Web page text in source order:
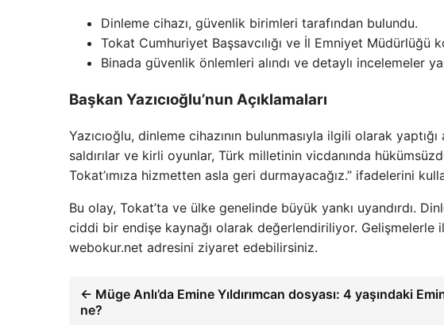
Dinleme cihazı, güvenlik birimleri tarafından bulundu.
Tokat Cumhuriyet Başsavcılığı ve İl Emniyet Müdürlüğü
Binada güvenlik önlemleri alındı ve detaylı incelemeler
Başkan Yazıcıoğlu’nun Açıklamaları
Yazıcıoğlu, dinleme cihazının bulunmasıyla ilgili olarak
saldırılar ve kirli oyunlar, Türk milletinin vicdanında
Tokat’ımıza hizmetten asla geri durmayacağız.” ifadelerini
Bu olay, Tokat’ta ve ülke genelinde büyük yankı uyandırdı.
ciddi bir endişe kaynağı olarak değerlendiriliyor.
webokur.net adresini ziyaret edebilirsiniz.
← Müge Anlı’da Emine Yıldırımcan dosyası: 4 yaşındaki
ne?